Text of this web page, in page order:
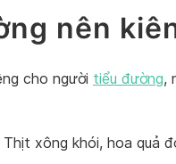
nên
cho người tiểu đường,
xông khói, hoa quả